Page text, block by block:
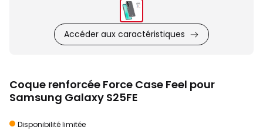
Accéder aux caractéristiques
Coque renforcée Force Case Feel pour
Samsung Galaxy S25FE
Disponibilité limitée